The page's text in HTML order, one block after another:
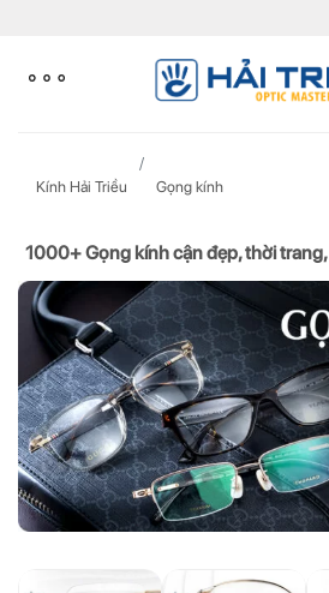
content
Kính Hải Triều Gọng kính
1000+ Gọng kính cận đẹp, thời trang,